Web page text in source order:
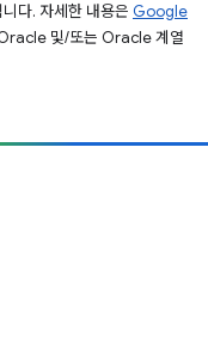
다. 자세한 내용은 Google
및/또는 Oracle 계열